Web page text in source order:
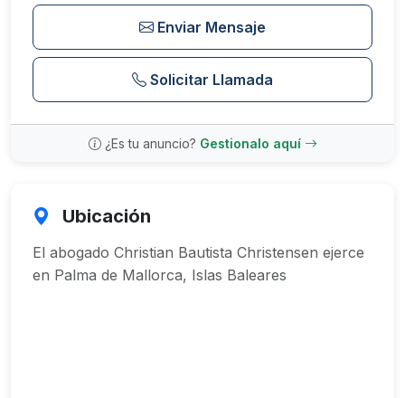
Enviar Mensaje
Solicitar Llamada
¿Es tu anuncio? Gestionalo aquí
Ubicación
El abogado Christian Bautista Christensen ejerce
en Palma de Mallorca, Islas Baleares